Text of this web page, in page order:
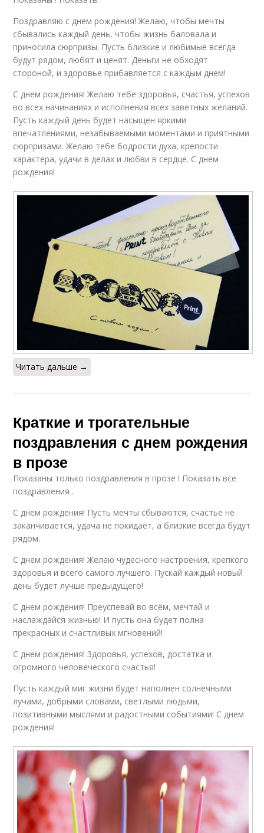
Поздравляю с днем рождения! Желаю, чтобы мечты
сбывались каждый день, чтобы жизнь баловала и
приносила сюрпризы. Пусть близкие и любимые всегда
будут рядом, любят и ценят. Деньги не обходят
стороной, и здоровье прибавляется с каждым днем!
С днем рождения! Желаю тебе здоровья, счастья, успехов
во всех начинаниях и исполнения всех заветных желаний.
Пусть каждый день будет насыщен яркими
впечатлениями, незабываемыми моментами и приятными
сюрпризами. Желаю тебе бодрости духа, крепости
характера, удачи в делах и любви в сердце. С днем
рождения!
Читать дальше →
Краткие и трогательные
поздравления с днем рождения
в прозе
Показаны только поздравления в прозе ! Показать все
поздравления .
С днем рождения! Пусть мечты сбываются, счастье не
заканчивается, удача не покидает, а близкие всегда будут
рядом.
С днем рождения! Желаю чудесного настроения, крепкого
здоровья и всего самого лучшего. Пускай каждый новый
день будет лучше предыдущего!
С днем рождения! Преуспевай во всём, мечтай и
наслаждайся жизнью! И пусть она будет полна
прекрасных и счастливых мгновений!
С днем рождения! Здоровья, успехов, достатка и
огромного человеческого счастья!
Пусть каждый миг жизни будет наполнен солнечными
лучами, добрыми словами, светлыми людьми,
позитивными мыслями и радостными событиями! С днем
рождения!